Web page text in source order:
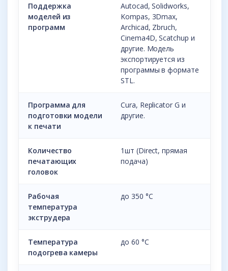
Поддержка
моделей из
программ
Autocad, Solidworks,
Kompas, 3Dmax,
Archicad, Zbruch,
Cinema4D, Scatchup и
другие. Модель
экспортируется из
программы в формате
STL.
Программа для
подготовки модели
к печати
Cura, Replicator G и
другие.
Количество
печатающих
головок
1шт (Direct, прямая
подача)
Рабочая
температура
экструдера
до 350 °С
Температура
подогрева камеры
до 60 °С